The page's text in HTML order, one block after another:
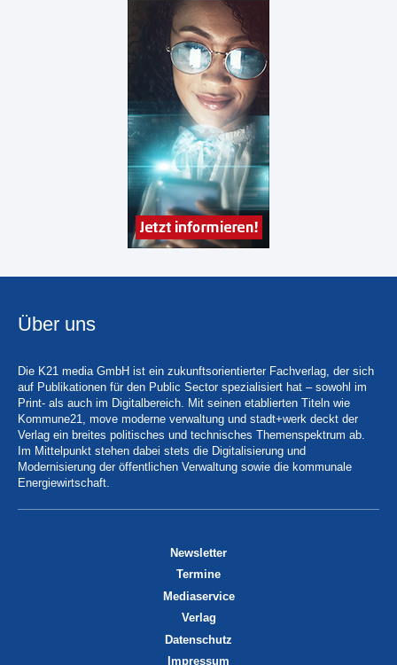
Über uns
Die K21 media GmbH ist ein zukunftsorientierter Fachverlag, der sich
auf Publikationen für den Public Sector spezialisiert hat – sowohl im
Print- als auch im Digitalbereich. Mit seinen etablierten Titeln wie
Kommune21, move moderne verwaltung und stadt+werk deckt der
Verlag ein breites politisches und technisches Themenspektrum ab.
Im Mittelpunkt stehen dabei stets die Digitalisierung und
Modernisierung der öffentlichen Verwaltung sowie die kommunale
Energiewirtschaft.
Newsletter
Termine
Mediaservice
Verlag
Datenschutz
Impressum